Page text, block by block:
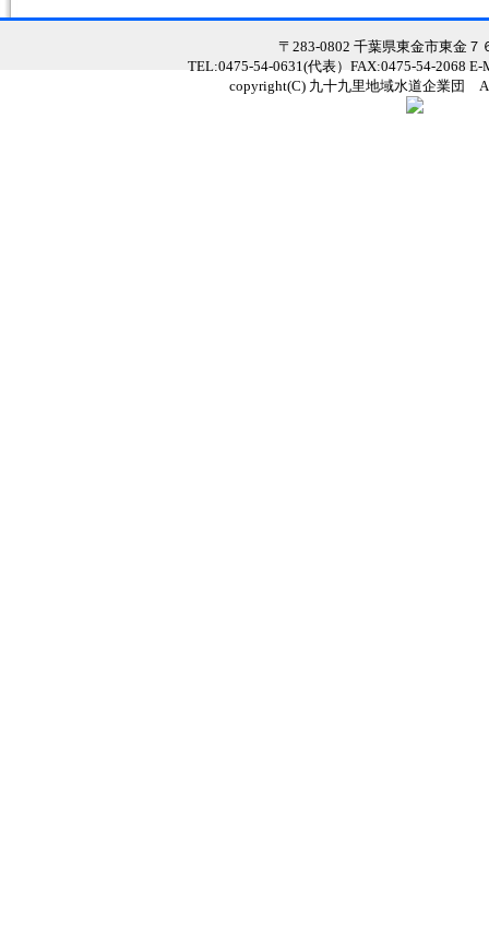
〒283-0802 千葉県東金市東金７
TEL:0475-54-0631(代表）FAX:0475-54-2068
copyright(C) 九十九里地域水道企業団